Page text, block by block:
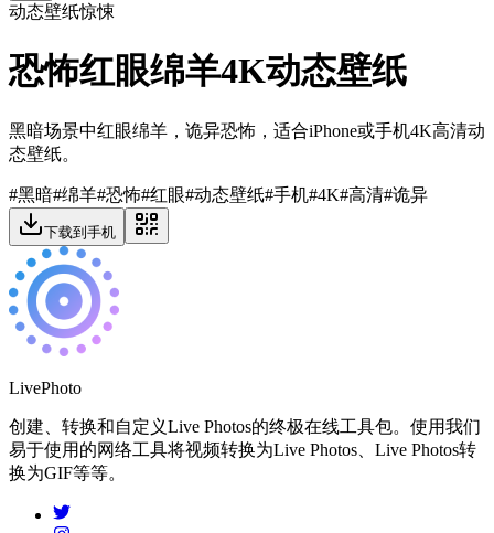
动态壁纸惊悚
恐怖红眼绵羊4K动态壁纸
黑暗场景中红眼绵羊，诡异恐怖，适合iPhone或手机4K高清动
态壁纸。
#黑暗#绵羊#恐怖#红眼#动态壁纸#手机#4K#高清#诡异
下载到手机
LivePhoto
创建、转换和自定义Live Photos的终极在线工具包。使用我们
易于使用的网络工具将视频转换为Live Photos、Live Photos转
换为GIF等等。